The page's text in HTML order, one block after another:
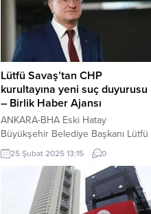
Lütfü Savaş’tan CHP
kurultayına yeni suç duyurusu
– Birlik Haber Ajansı
ANKARA-BHA Eski Hatay
Büyükşehir Belediye Başkanı Lütfü
Savaş, CHP‘nin 4-5 Kasım 2023
tarihlerinde düzenlenen 38. Olağan
Kurultayı’nda “para karşılığı oy
kullandırıldığı” iddiasıyla yürütülen
soruşturma kapsamında Ankara
25 Şubat 2025 13:15 0